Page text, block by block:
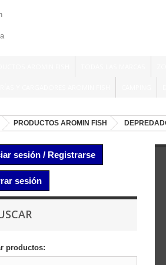
PRODUCTOS AROMIN FISH
sesión / Registrarse
sesión
productos: